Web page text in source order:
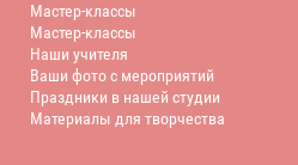
Мастер-классы
Мастер-классы
Наши учителя
Ваши фото с мероприятий
Праздники в нашей студии
Материалы для творчества